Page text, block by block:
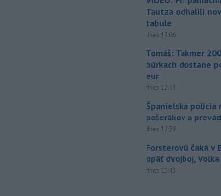
Tautza odhalili
tabule
dnes 13:06
Tomáš: Takmer
búrkach dostane
eur
dnes 12:53
Španielska polícia
pašerákov a
dnes 12:39
Forsterovú čaká v
opäť dvojboj,
dnes 11:43